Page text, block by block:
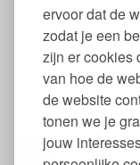
ervoor dat de
zodat je een
zijn er cookies
van hoe de
de website
tonen we je
jouw